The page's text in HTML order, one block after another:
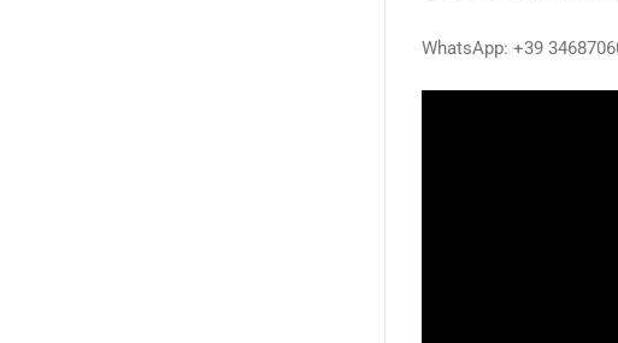
WhatsApp: +39